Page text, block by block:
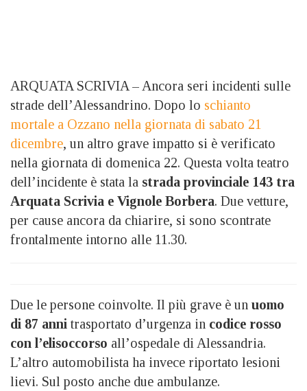
ARQUATA SCRIVIA – Ancora seri incidenti sulle
strade dell’Alessandrino. Dopo lo schianto
mortale a Ozzano nella giornata di sabato 21
dicembre, un altro grave impatto si è verificato
nella giornata di domenica 22. Questa volta teatro
dell’incidente è stata la strada provinciale 143 tra
Arquata Scrivia e Vignole Borbera. Due vetture,
per cause ancora da chiarire, si sono scontrate
frontalmente intorno alle 11.30.
Due le persone coinvolte. Il più grave è un uomo
di 87 anni trasportato d’urgenza in codice rosso
con l’elisoccorso all’ospedale di Alessandria.
L’altro automobilista ha invece riportato lesioni
lievi. Sul posto anche due ambulanze.